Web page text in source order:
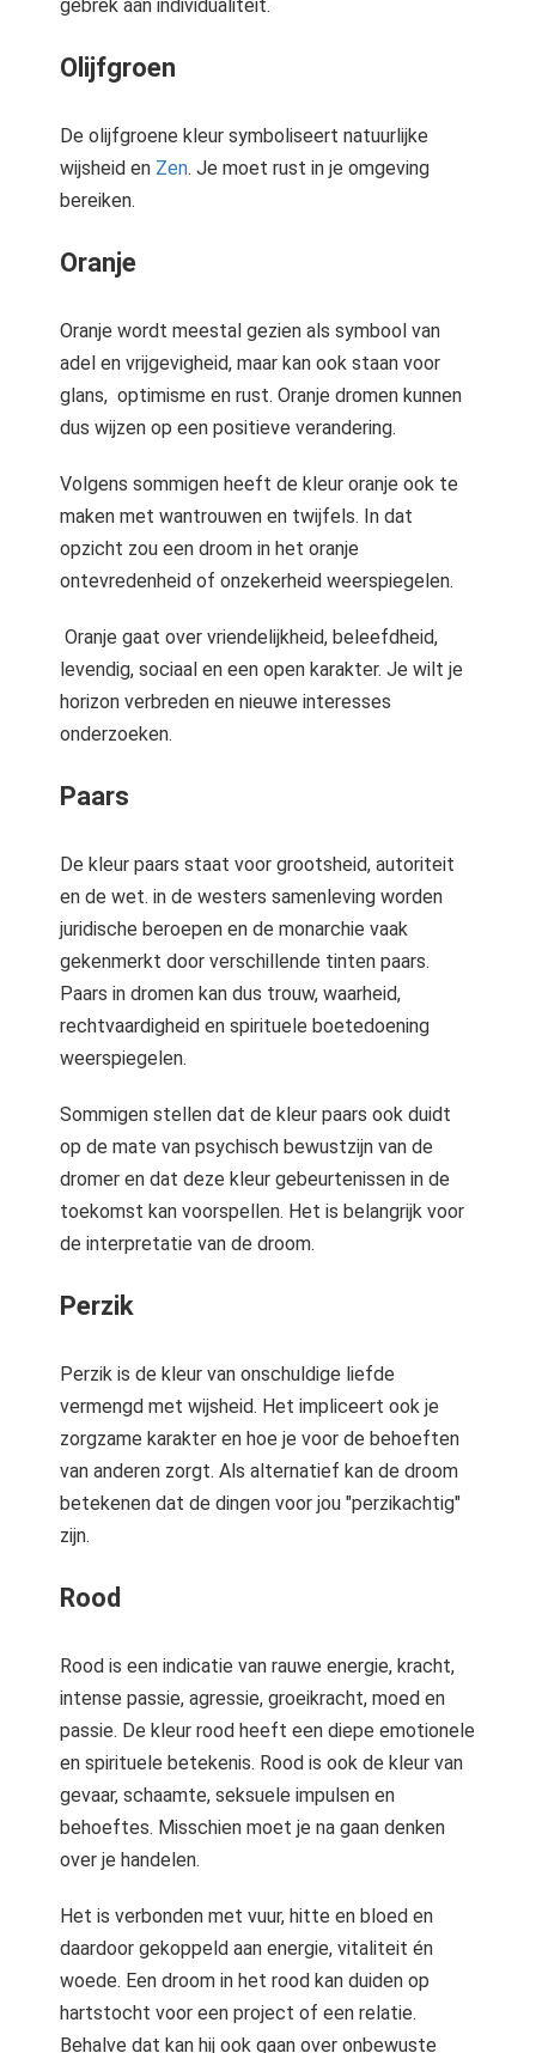
gebrek aan individualiteit.
Olijfgroen
De olijfgroene kleur symboliseert natuurlijke
wijsheid en Zen. Je moet rust in je omgeving
bereiken.
Oranje
Oranje wordt meestal gezien als symbool van
adel en vrijgevigheid, maar kan ook staan voor
glans, optimisme en rust. Oranje dromen kunnen
dus wijzen op een positieve verandering.
Volgens sommigen heeft de kleur oranje ook te
maken met wantrouwen en twijfels. In dat
opzicht zou een droom in het oranje
ontevredenheid of onzekerheid weerspiegelen.
Oranje gaat over vriendelijkheid, beleefdheid,
levendig, sociaal en een open karakter. Je wilt je
horizon verbreden en nieuwe interesses
onderzoeken.
Paars
De kleur paars staat voor grootsheid, autoriteit
en de wet. in de westers samenleving worden
juridische beroepen en de monarchie vaak
gekenmerkt door verschillende tinten paars.
Paars in dromen kan dus trouw, waarheid,
rechtvaardigheid en spirituele boetedoening
weerspiegelen.
Sommigen stellen dat de kleur paars ook duidt
op de mate van psychisch bewustzijn van de
dromer en dat deze kleur gebeurtenissen in de
toekomst kan voorspellen. Het is belangrijk voor
de interpretatie van de droom.
Perzik
Perzik is de kleur van onschuldige liefde
vermengd met wijsheid. Het impliceert ook je
zorgzame karakter en hoe je voor de behoeften
van anderen zorgt. Als alternatief kan de droom
betekenen dat de dingen voor jou "perzikachtig"
zijn.
Rood
Rood is een indicatie van rauwe energie, kracht,
intense passie, agressie, groeikracht, moed en
passie. De kleur rood heeft een diepe emotionele
en spirituele betekenis. Rood is ook de kleur van
gevaar, schaamte, seksuele impulsen en
behoeftes. Misschien moet je na gaan denken
over je handelen.
Het is verbonden met vuur, hitte en bloed en
daardoor gekoppeld aan energie, vitaliteit én
woede. Een droom in het rood kan duiden op
hartstocht voor een project of een relatie.
Behalve dat kan hij ook gaan over onbewuste